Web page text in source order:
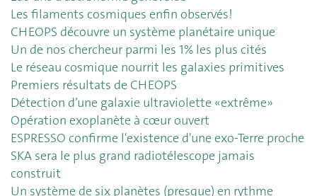
Les filaments cosmiques enfin observés!
CHEOPS découvre un système planétaire unique
Un de nos chercheur parmi les 1% les plus cités
Le réseau cosmique nourrit les galaxies primitives
Premiers résultats de CHEOPS
Détection d’une galaxie ultraviolette «extrême»
Opération exoplanète à cœur ouvert
ESPRESSO confirme l'existence d'une exo-Terre proche
SKA sera le plus grand radiotélescope jamais
construit
Un système de six planètes (presque) en rythme